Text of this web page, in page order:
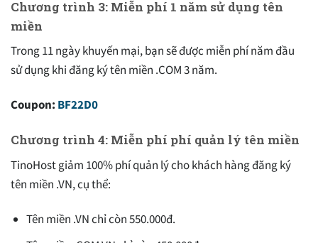
Chương trình 3: Miễn phí 1 năm sử dụng tên
miền
Trong 11 ngày khuyến mại, bạn sẽ được miễn phí năm đầu
sử dụng khi đăng ký tên miền .COM 3 năm.
Coupon: BF22D0
Chương trình 4: Miễn phí phí quản lý tên miền
TinoHost giảm 100% phí quản lý cho khách hàng đăng ký
tên miền .VN, cụ thể:
Tên miền .VN chỉ còn 550.000đ.